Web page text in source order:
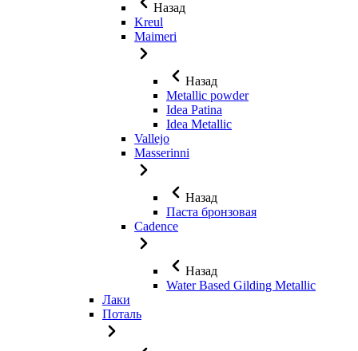
Назад
Kreul
Maimeri
Назад
Metallic powder
Idea Patina
Idea Metallic
Vallejo
Masserinni
Назад
Паста бронзовая
Cadence
Назад
Water Based Gilding Metallic
Лаки
Поталь